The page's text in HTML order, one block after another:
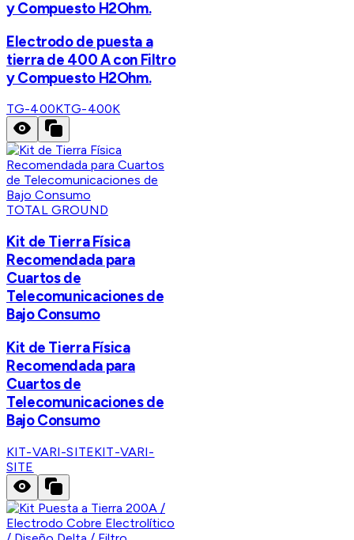
y Compuesto H2Ohm.
Electrodo de puesta a
tierra de 400 A con Filtro
y Compuesto H2Ohm.
TG-400KTG-400K
TOTAL GROUND
Kit de Tierra Física
Recomendada para
Cuartos de
Telecomunicaciones de
Bajo Consumo
Kit de Tierra Física
Recomendada para
Cuartos de
Telecomunicaciones de
Bajo Consumo
KIT-VARI-SITEKIT-VARI-
SITE